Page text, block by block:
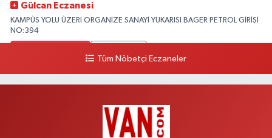
Gülcan Eczanesi
KAMPÜS YOLU ÜZERİ ORGANİZE SANAYİ YUKARISI BAGER PETROL GİRİŞİ
NO:394
HEKİM HASTANESİ ACİL KARŞISI
Yol Tarifi Al
Tüm Nöbetçi Eczaneler